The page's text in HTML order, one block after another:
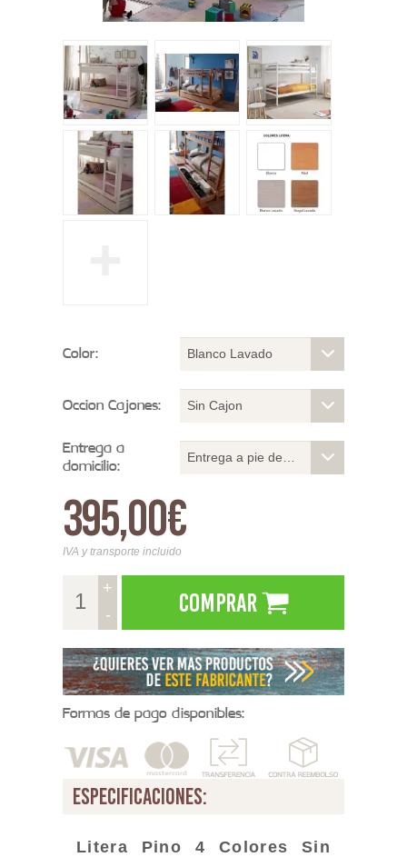
Color: Blanco Lavado
Occion Cajones: Sin Cajon
Entrega a
domicilio: Entrega a pie de calle
395,00€
IVA y transporte incluido
+
-
Comprar
Formas de pago disponibles:
especificaciones:
Litera Pino 4 Colores Sin